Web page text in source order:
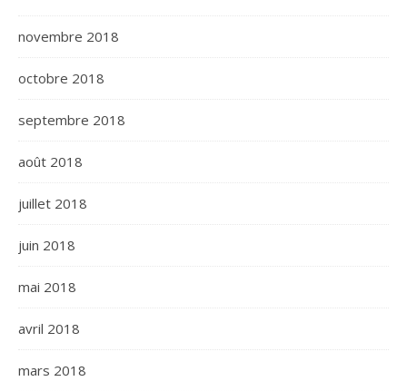
novembre 2018
octobre 2018
septembre 2018
août 2018
juillet 2018
juin 2018
mai 2018
avril 2018
mars 2018